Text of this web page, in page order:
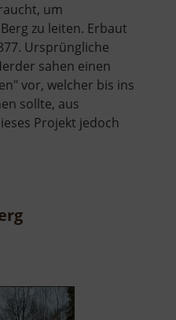
um
zu leiten. Erbaut
Ursprüngliche
sahen einen
vor, welcher bis ins
sollte, aus
Projekt jedoch